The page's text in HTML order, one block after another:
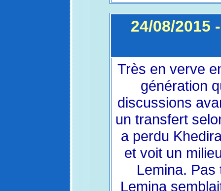
24/08/2015
Très en verve
génération
discussions
un transfert
a perdu
et voit un
Lemina.
Lemina